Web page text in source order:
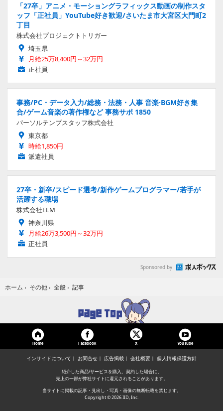
「27卒」アニメ・モーショングラフィックス動画の制作スタ
ッフ「正社員」YouTube好き歓迎/さいたま市大宮区大門町2
丁目
株式会社プロジェクトトリガー
埼玉県
月給25万8,400円～32万円
正社員
事務/PC・データ入力/総務・法務・人事 音楽·BGM好き集
合/ゲーム音楽の著作権など 事務サポ 1850
パーソルテンプスタッフ株式会社
東京都
時給1,850円
派遣社員
27卒・新卒/スピード選考/新作ゲームプログラマー/若手が
活躍する職場
株式会社ELM
神奈川県
月給26万3,500円～32万円
正社員
Sponsored by
ホーム › その他 › 全般 › 記事
Home Facebook X YouTube
インサイドについて お問合せ 広告掲載 会社概要 個人情報保護方針
紹介した商品/サービスを購入、契約した場合に、
売上の一部が弊社サイトに還元されることがあります。
当サイトに掲載の記事・見出し・写真・画像の無断転載を禁じます。
Copyright © 2026 IID, Inc.